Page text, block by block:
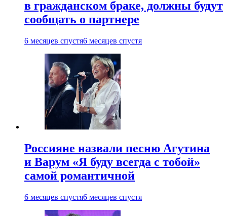
в гражданском браке, должны будут
сообщать о партнере
6 месяцев спустя6 месяцев спустя
Россияне назвали песню Агутина
и Варум «Я буду всегда с тобой»
самой романтичной
6 месяцев спустя6 месяцев спустя